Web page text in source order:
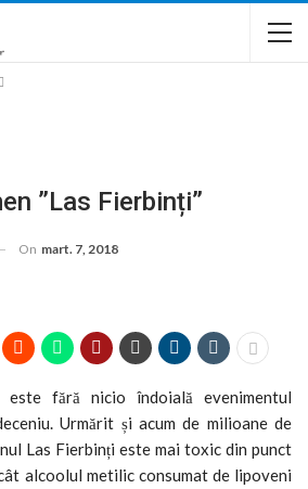
”Las Fierbinți”
On mart. 7, 2018
este fără nicio îndoială evenimentul
Urmărit și acum de milioane de
Las Fierbinți este mai toxic din punct
alcoolul metilic consumat de lipoveni